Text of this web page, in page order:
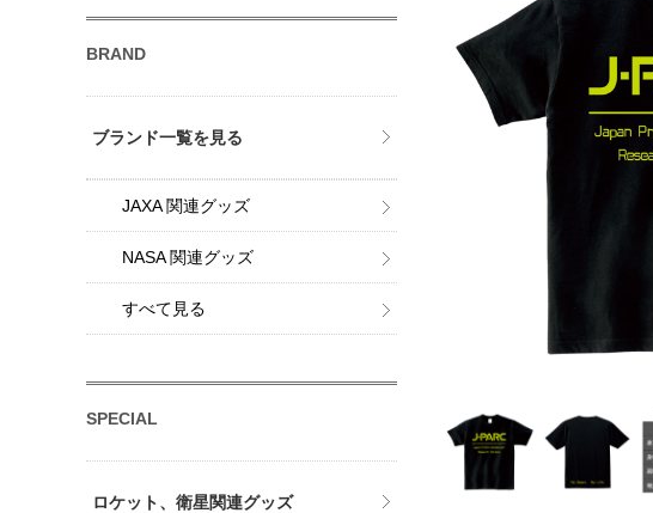
BRAND
ブランド一覧を見る
JAXA 関連グッズ
NASA 関連グッズ
すべて見る
SPECIAL
ロケット、衛星関連グッズ